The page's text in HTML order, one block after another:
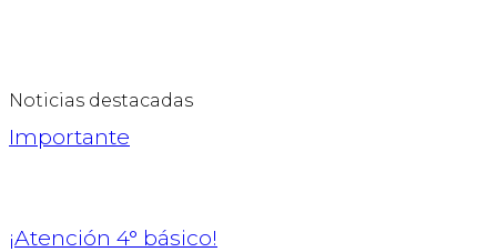
Noticias destacadas
Importante
¡Atención 4° básico!